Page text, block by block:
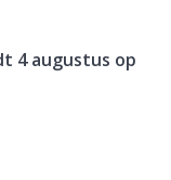
4 augustus op